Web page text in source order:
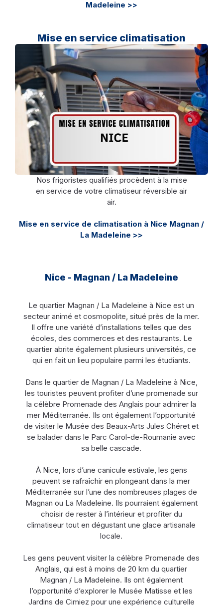
Madeleine >>
Mise en service climatisation
Nos frigoristes qualifiés procèdent à la mise
en service de votre climatiseur réversible air
air.
Mise en service de climatisation à Nice Magnan /
La Madeleine >>
Nice - Magnan / La Madeleine
Le quartier Magnan / La Madeleine à Nice est un
secteur animé et cosmopolite, situé près de la mer.
Il offre une variété d’installations telles que des
écoles, des commerces et des restaurants. Le
quartier abrite également plusieurs universités, ce
qui en fait un lieu populaire parmi les étudiants.
Dans le quartier de Magnan / La Madeleine à Nice,
les touristes peuvent profiter d’une promenade sur
la célèbre Promenade des Anglais pour admirer la
mer Méditerranée. Ils ont également l’opportunité
de visiter le Musée des Beaux-Arts Jules Chéret et
se balader dans le Parc Carol-de-Roumanie avec
sa belle cascade.
À Nice, lors d’une canicule estivale, les gens
peuvent se rafraîchir en plongeant dans la mer
Méditerranée sur l’une des nombreuses plages de
Magnan ou La Madeleine. Ils pourraient également
choisir de rester à l’intérieur et profiter du
climatiseur tout en dégustant une glace artisanale
locale.
Les gens peuvent visiter la célèbre Promenade des
Anglais, qui est à moins de 20 km du quartier
Magnan / La Madeleine. Ils ont également
l’opportunité d’explorer le Musée Matisse et les
Jardins de Cimiez pour une expérience culturelle